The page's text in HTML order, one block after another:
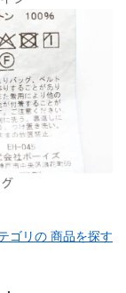
ゴリの 商品を探す